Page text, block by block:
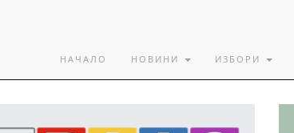
НАЧАЛО НОВИНИ ИЗБОРИ